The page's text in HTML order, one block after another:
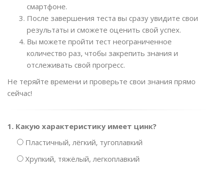
смартфоне.
После завершения теста вы сразу увидите свои
результаты и сможете оценить свой успех.
Вы можете пройти тест неограниченное
количество раз, чтобы закрепить знания и
отслеживать свой прогресс.
Не теряйте времени и проверьте свои знания прямо
сейчас!
1. Какую характеристику имеет цинк?
Пластичный, лёгкий, тугоплавкий
Хрупкий, тяжёлый, легкоплавкий